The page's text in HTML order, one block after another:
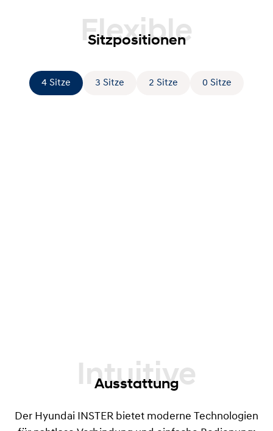
Flexible
Sitzpositionen
4 Sitze 3 Sitze 2 Sitze 0 Sitze
Intuitive
Ausstattung
Der Hyundai INSTER bietet moderne Technologien